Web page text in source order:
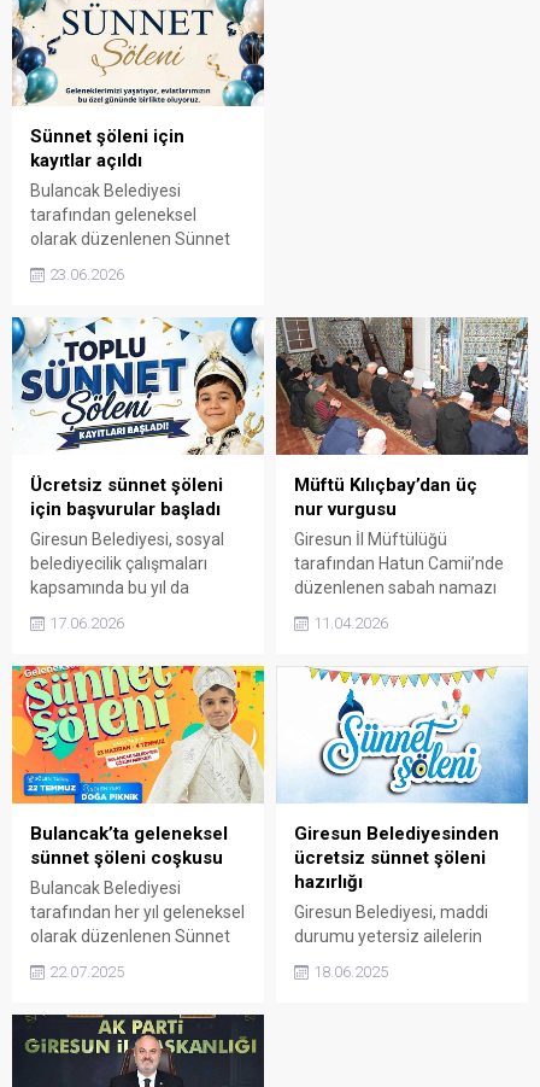
renklenen program, ailelerin
yoğun katılımıyla
gerçekleştirildi.
Sünnet şöleni için
kayıtlar açıldı
Bulancak Belediyesi
tarafından geleneksel
olarak düzenlenen Sünnet
başladı. Aileler, 22-30
başvurularını
gerçekleştirerek çocuklarını
şölene dahil edebilecek.
23.06.2026
Ücretsiz sünnet şöleni
için başvurular başladı
Giresun Belediyesi, sosyal
belediyecilik çalışmaları
kapsamında bu yıl da
düzenliyor. Ailelere
amaçlayan organizasyon
için başvurular alınmaya
başladı.
17.06.2026
Müftü Kılıçbay’dan üç
nur vurgusu
Giresun İl Müftülüğü
tarafından Hatun Camii’nde
düzenlenen sabah namazı
Selçuk Kılıçbay’ın verdiği
Programda iman, Kur’an ve
sünnet ekseninde birlik,
beraberlik ve manevi
istikamet vurgusu öne çıktı.
11.04.2026
Bulancak’ta geleneksel
sünnet şöleni coşkusu
Bulancak Belediyesi
tarafından her yıl geleneksel
olarak düzenlenen Sünnet
coşkuyla gerçekleştirilecek.
22.07.2025
Giresun Belediyesinden
ücretsiz sünnet şöleni
hazırlığı
Giresun Belediyesi, maddi
durumu yetersiz ailelerin
sünnet şöleni düzenliyor.
18.06.2025